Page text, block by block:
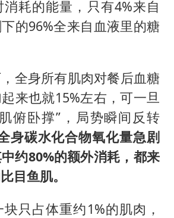
耗的能量，只有4%来自
的96%全来自血液里的糖
全身所有肌肉对餐后血糖
来也就15%左右，可一旦
俯卧撑”，局势瞬间反转
身碳水化合物氧化量急剧
约80%的额外消耗，都来
目鱼肌。
只占体重约1%的肌肉，